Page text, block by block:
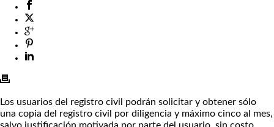
Los usuarios del registro civil podrán solicitar y obtener sólo
una copia del registro civil por diligencia y máximo cinco al mes,